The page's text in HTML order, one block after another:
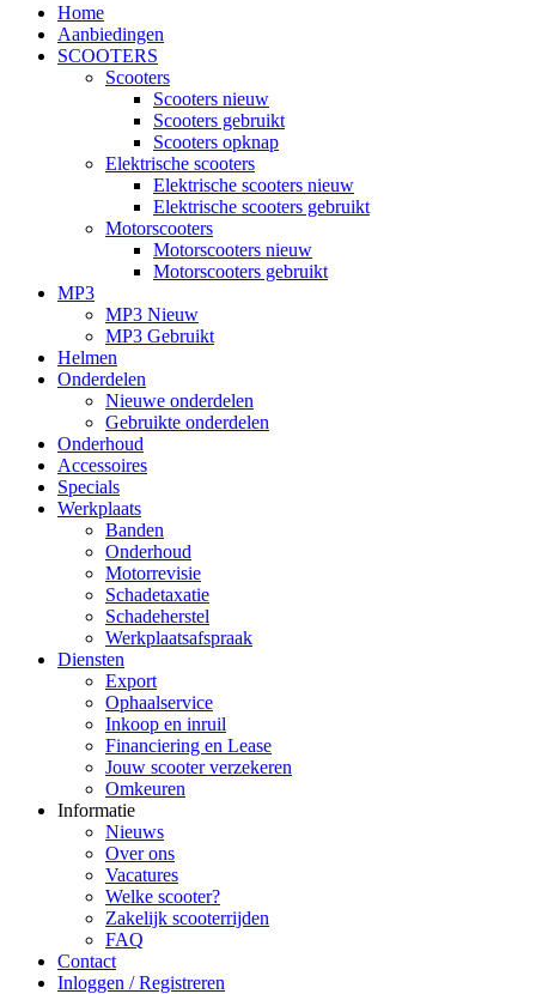
Home
Aanbiedingen
SCOOTERS
Scooters
Scooters nieuw
Scooters gebruikt
Scooters opknap
Elektrische scooters
Elektrische scooters nieuw
Elektrische scooters gebruikt
Motorscooters
Motorscooters nieuw
Motorscooters gebruikt
MP3
MP3 Nieuw
MP3 Gebruikt
Helmen
Onderdelen
Nieuwe onderdelen
Gebruikte onderdelen
Onderhoud
Accessoires
Specials
Werkplaats
Banden
Onderhoud
Motorrevisie
Schadetaxatie
Schadeherstel
Werkplaatsafspraak
Diensten
Export
Ophaalservice
Inkoop en inruil
Financiering en Lease
Jouw scooter verzekeren
Omkeuren
Informatie
Nieuws
Over ons
Vacatures
Welke scooter?
Zakelijk scooterrijden
FAQ
Contact
Inloggen / Registreren